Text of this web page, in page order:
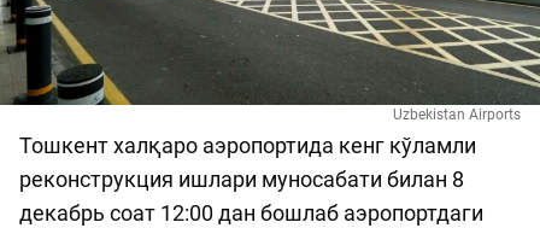
Uzbekistan Airports
Тошкент халқаро аэропортида кенг кўламли
реконструкция ишлари муносабати билан 8
декабрь соат 12:00 дан бошлаб аэропортдаги